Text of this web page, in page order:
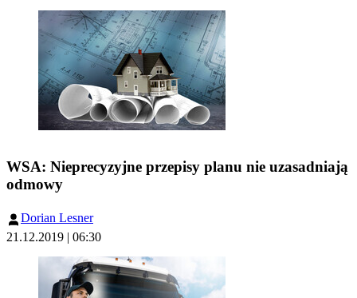
WSA: Nieprecyzyjne przepisy planu nie uzasadniają
odmowy
Dorian Lesner
21.12.2019 | 06:30